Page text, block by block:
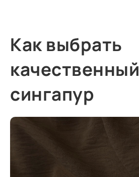
Как выбрать
качественный
сингапур